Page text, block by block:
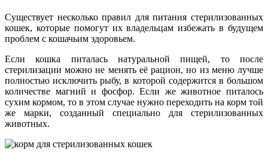
Существует несколько правил для питания стерилизованных
кошек, которые помогут их владельцам избежать в будущем
проблем с кошачьим здоровьем.
Если кошка питалась натуральной пищей, то после
стерилизации можно не менять её рацион, но из меню лучше
полностью исключить рыбу, в которой содержится в большом
количестве магний и фосфор. Если же животное питалось
сухим кормом, то в этом случае нужно переходить на корм той
же марки, созданный специально для стерилизованных
животных.